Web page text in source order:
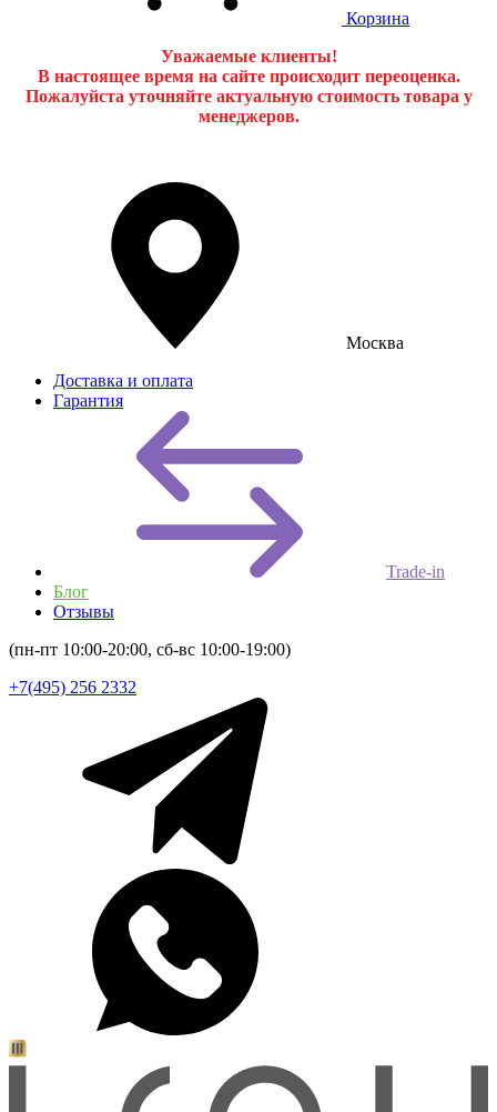
Корзина
Уважаемые клиенты!
В настоящее время на сайте происходит переоценка.
Пожалуйста уточняйте актуальную стоимость товара у
менеджеров.
Москва
Доставка и оплата
Гарантия
Trade-in
Блог
Отзывы
(пн-пт 10:00-20:00, сб-вс 10:00-19:00)
+7(495) 256 2332